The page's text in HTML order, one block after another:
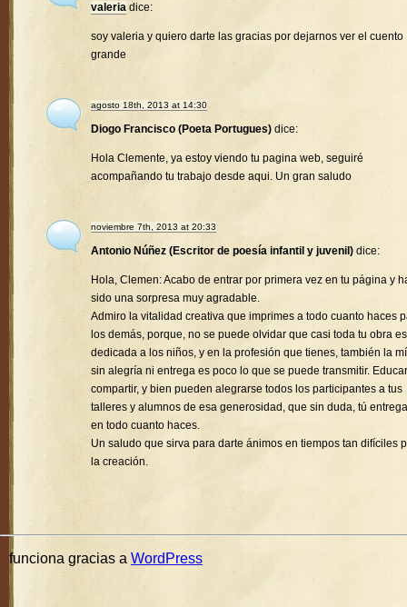
valeria dice:
soy valeria y quiero darte las gracias por dejarnos ver el cuento
grande
agosto 18th, 2013 at 14:30
Diogo Francisco (Poeta Portugues) dice:
Hola Clemente, ya estoy viendo tu pagina web, seguiré
acompañando tu trabajo desde aqui. Un gran saludo
noviembre 7th, 2013 at 20:33
Antonio Núñez (Escritor de poesía infantil y juvenil) dice:
Hola, Clemen: Acabo de entrar por primera vez en tu página y
sido una sorpresa muy agradable.
Admiro la vitalidad creativa que imprimes a todo cuanto haces
los demás, porque, no se puede olvidar que casi toda tu obra
dedicada a los niños, y en la profesión que tienes, también la
sin alegría ni entrega es poco lo que se puede transmitir.
compartir, y bien pueden alegrarse todos los participantes a tus
talleres y alumnos de esa generosidad, que sin duda, tú
en todo cuanto haces.
Un saludo que sirva para darte ánimos en tiempos tan difíciles
la creación.
funciona gracias a WordPress